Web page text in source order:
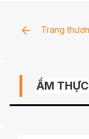
Trang
ẨM THỰC